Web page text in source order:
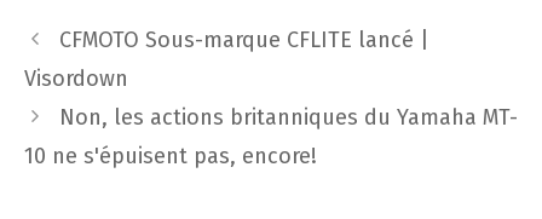
Navigation
des
CFMOTO Sous-marque CFLITE lancé |
Visordown
Non, les actions britanniques du Yamaha MT-
10 ne s'épuisent pas, encore!